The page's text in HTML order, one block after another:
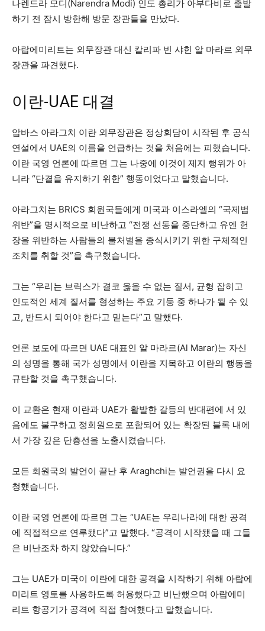
나렌드라 모디(Narendra Modi) 인도 총리가 아부다비로 출발
하기 전 잠시 방한해 방문 장관들을 만났다.
아랍에미리트는 외무장관 대신 칼리파 빈 샤힌 알 마라르 외무
장관을 파견했다.
이란-UAE 대결
압바스 아라그치 이란 외무장관은 정상회담이 시작된 후 공식
연설에서 UAE의 이름을 언급하는 것을 처음에는 피했습니다.
이란 국영 언론에 따르면 그는 나중에 이것이 제지 행위가 아
니라 “단결을 유지하기 위한” 행동이었다고 말했습니다.
아라그치는 BRICS 회원국들에게 미국과 이스라엘의 “국제법
위반”을 명시적으로 비난하고 “전쟁 선동을 중단하고 유엔 헌
장을 위반하는 사람들의 불처벌을 종식시키기 위한 구체적인
조치를 취할 것”을 촉구했습니다.
그는 “우리는 브릭스가 결코 옳을 수 없는 질서, 균형 잡히고
인도적인 세계 질서를 형성하는 주요 기둥 중 하나가 될 수 있
고, 반드시 되어야 한다고 믿는다”고 말했다.
언론 보도에 따르면 UAE 대표인 알 마라르(Al Marar)는 자신
의 성명을 통해 국가 성명에서 이란을 지목하고 이란의 행동을
규탄할 것을 촉구했습니다.
이 교환은 현재 이란과 UAE가 활발한 갈등의 반대편에 서 있
음에도 불구하고 정회원으로 포함되어 있는 확장된 블록 내에
서 가장 깊은 단층선을 노출시켰습니다.
모든 회원국의 발언이 끝난 후 Araghchi는 발언권을 다시 요
청했습니다.
이란 국영 언론에 따르면 그는 “UAE는 우리나라에 대한 공격
에 직접적으로 연루됐다”고 말했다. “공격이 시작됐을 때 그들
은 비난조차 하지 않았습니다.”
그는 UAE가 미국이 이란에 대한 공격을 시작하기 위해 아랍에
미리트 영토를 사용하도록 허용했다고 비난했으며 아랍에미
리트 항공기가 공격에 직접 참여했다고 말했습니다.